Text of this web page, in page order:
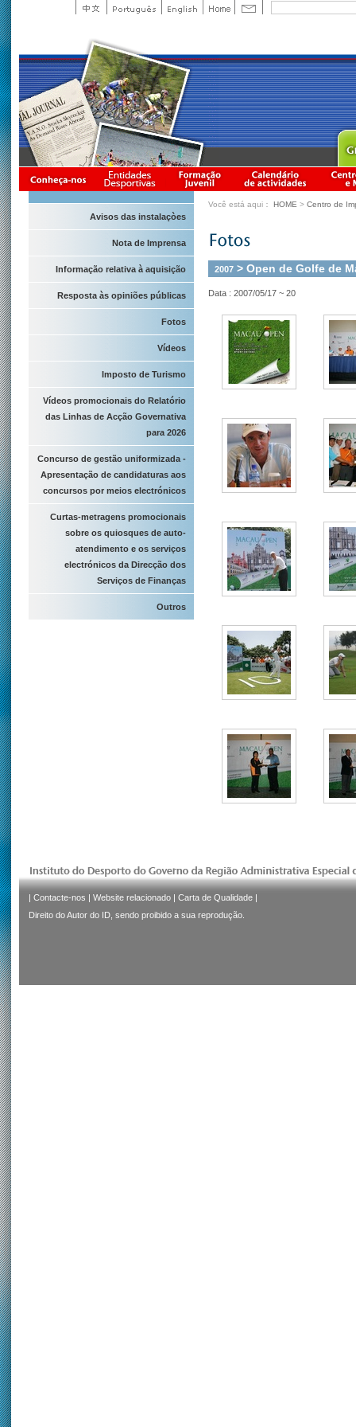
Avisos das instalaçòes
Nota de Imprensa
Informação relativa à aquisição
Resposta às opiniões públicas
Fotos
Vídeos
Imposto de Turismo
Vídeos promocionais do Relatório
das Linhas de Acção Governativa
para 2026
Concurso de gestão uniformizada -
Apresentação de candidaturas aos
concursos por meios electrónicos
Curtas-metragens promocionais
sobre os quiosques de auto-
atendimento e os serviços
electrónicos da Direcção dos
Serviços de Finanças
Outros
Você está aqui： HOME > Centro de
2007 > Open de Golfe de
Data : 2007/05/17 ~ 20
| Contacte-nos | Website relacionado | Carta de Qualidade |
Direito do Autor do ID, sendo proibido a sua reprodução.